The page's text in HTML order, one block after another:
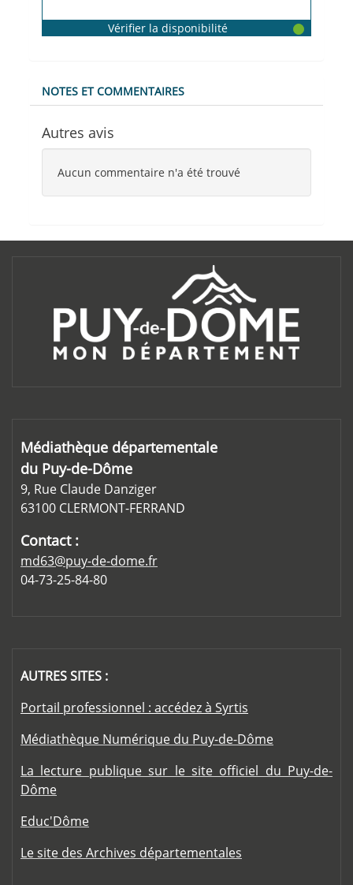
Vérifier la disponibilité
NOTES ET COMMENTAIRES
Autres avis
Aucun commentaire n'a été trouvé
Médiathèque départementale
du Puy-de-Dôme
9, Rue Claude Danziger
63100 CLERMONT-FERRAND
Contact :
md63@puy-de-dome.fr
04-73-25-84-80
AUTRES SITES :
Portail professionnel : accédez à Syrtis
Médiathèque Numérique du Puy-de-Dôme
La lecture publique sur le site officiel du Puy-de-
Dôme
Educ'Dôme
Le site des Archives départementales